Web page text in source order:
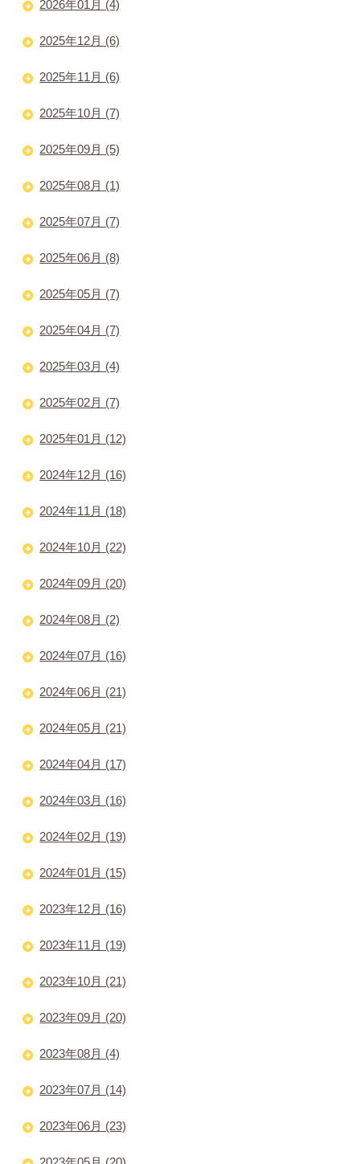
2026年01月 (4)
2025年12月 (6)
2025年11月 (6)
2025年10月 (7)
2025年09月 (5)
2025年08月 (1)
2025年07月 (7)
2025年06月 (8)
2025年05月 (7)
2025年04月 (7)
2025年03月 (4)
2025年02月 (7)
2025年01月 (12)
2024年12月 (16)
2024年11月 (18)
2024年10月 (22)
2024年09月 (20)
2024年08月 (2)
2024年07月 (16)
2024年06月 (21)
2024年05月 (21)
2024年04月 (17)
2024年03月 (16)
2024年02月 (19)
2024年01月 (15)
2023年12月 (16)
2023年11月 (19)
2023年10月 (21)
2023年09月 (20)
2023年08月 (4)
2023年07月 (14)
2023年06月 (23)